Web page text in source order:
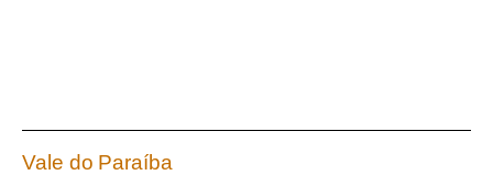
Vale do Paraíba